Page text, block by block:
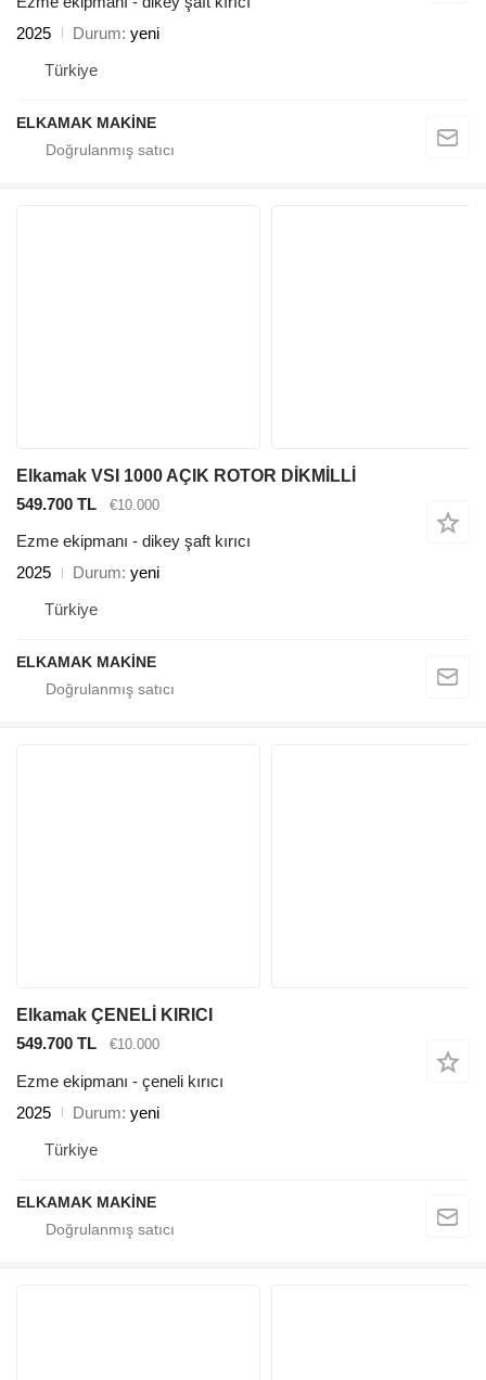
2025
Durum yeni
Türkiye
ELKAMAK MAKİNE
Elkamak VSI 1000 AÇIK ROTOR DİKMİLLİ
549.700 TL
€10.000
Ezme ekipmanı - dikey şaft kırıcı
2025
Durum yeni
Türkiye
ELKAMAK MAKİNE
Elkamak ÇENELİ KIRICI
549.700 TL
€10.000
Ezme ekipmanı - çeneli kırıcı
2025
Durum yeni
Türkiye
ELKAMAK MAKİNE